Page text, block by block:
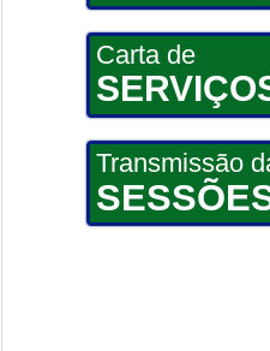
Carta de
Transmissão